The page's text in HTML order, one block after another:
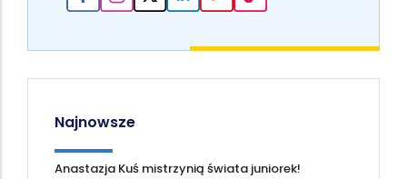
Najnowsze
Anastazja Kuś mistrzynią świata juniorek!